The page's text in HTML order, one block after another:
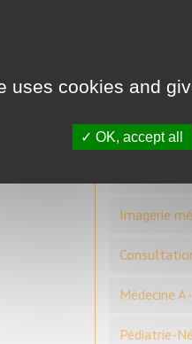
Equipe de
Imagerie
Médecine A
Pédiatrie-
uses cookies and
OK, accept all